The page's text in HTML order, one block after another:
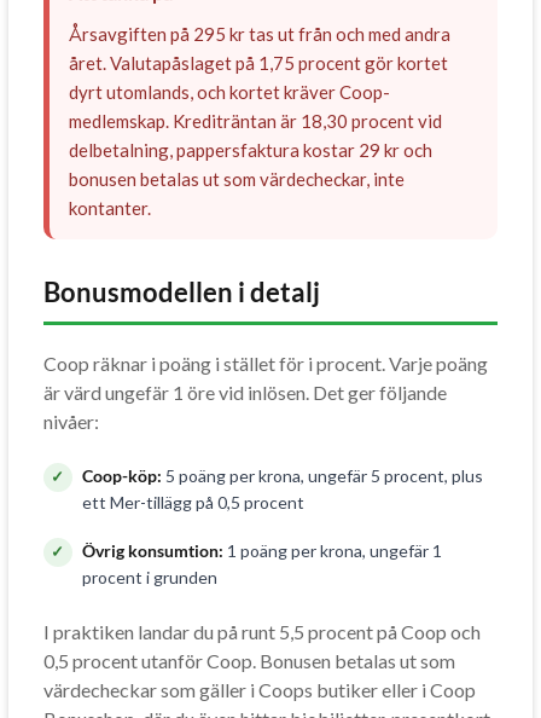
Årsavgiften på 295 kr tas ut från och med andra
året. Valutapåslaget på 1,75 procent gör kortet
dyrt utomlands, och kortet kräver Coop-
medlemskap. Krediträntan är 18,30 procent vid
delbetalning, pappersfaktura kostar 29 kr och
bonusen betalas ut som värdecheckar, inte
kontanter.
Bonusmodellen i detalj
Coop räknar i poäng i stället för i procent. Varje poäng
är värd ungefär 1 öre vid inlösen. Det ger följande
nivåer:
Coop-köp: 5 poäng per krona, ungefär 5 procent, plus
ett Mer-tillägg på 0,5 procent
Övrig konsumtion: 1 poäng per krona, ungefär 1
procent i grunden
I praktiken landar du på runt 5,5 procent på Coop och
0,5 procent utanför Coop. Bonusen betalas ut som
värdecheckar som gäller i Coops butiker eller i Coop